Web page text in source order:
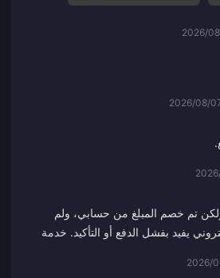
2026/
2026/08/
تم خصم المبلغ من حسابي، ولم
يفيد بفشل الدفع أو التأكيد. خدمة
2026/